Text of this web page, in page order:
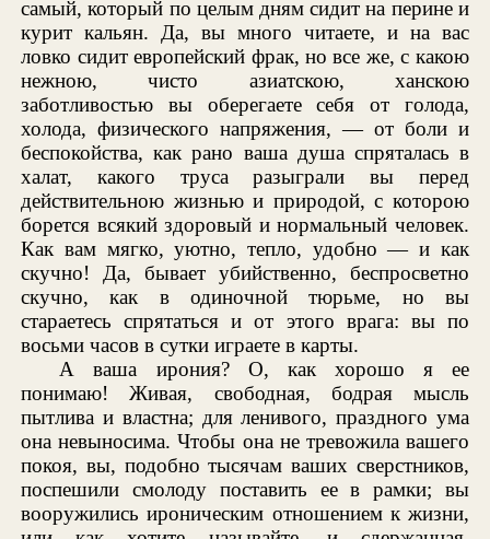
самый, который по целым дням сидит на перине и
курит кальян. Да, вы много читаете, и на вас
ловко сидит европейский фрак, но все же, с какою
нежною, чисто азиатскою, ханскою
заботливостью вы оберегаете себя от голода,
холода, физического напряжения, — от боли и
беспокойства, как рано ваша душа спряталась в
халат, какого труса разыграли вы перед
действительною жизнью и природой, с которою
борется всякий здоровый и нормальный человек.
Как вам мягко, уютно, тепло, удобно — и как
скучно! Да, бывает убийственно, беспросветно
скучно, как в одиночной тюрьме, но вы
стараетесь спрятаться и от этого врага: вы по
восьми часов в сутки играете в карты.
А ваша ирония? О, как хорошо я ее
понимаю! Живая, свободная, бодрая мысль
пытлива и властна; для ленивого, праздного ума
она невыносима. Чтобы она не тревожила вашего
покоя, вы, подобно тысячам ваших сверстников,
поспешили смолоду поставить ее в рамки; вы
вооружились ироническим отношением к жизни,